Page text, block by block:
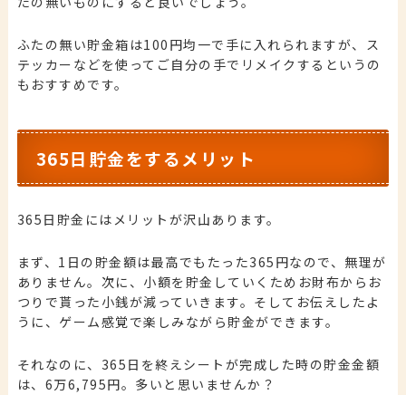
ふたの無い貯金箱は100円均一で手に入れられますが、ス
テッカーなどを使ってご自分の手でリメイクするというの
もおすすめです。
365日貯金をするメリット
365日貯金にはメリットが沢山あります。
まず、1日の貯金額は最高でもたった365円なので、無理が
ありません。次に、小額を貯金していくためお財布からお
つりで貰った小銭が減っていきます。そしてお伝えしたよ
うに、ゲーム感覚で楽しみながら貯金ができます。
それなのに、365日を終えシートが完成した時の貯金金額
は、6万6,795円。多いと思いませんか？